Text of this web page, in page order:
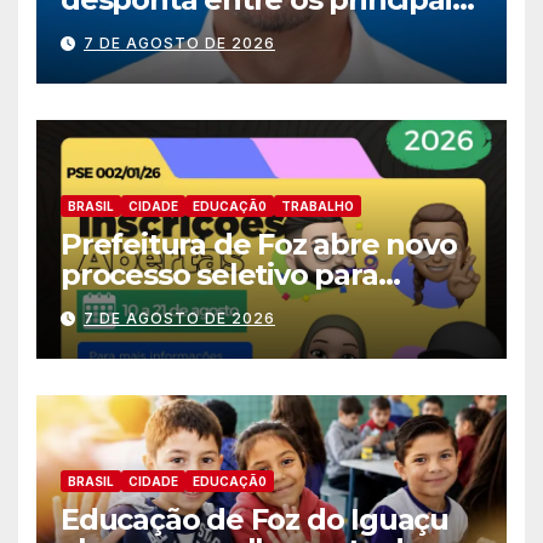
nomes do União Brasil para
deputado estadual
7 DE AGOSTO DE 2026
BRASIL CIDADE EDUCAÇÃ0 TRABALHO
Prefeitura de Foz abre novo
processo seletivo para
estagiários
7 DE AGOSTO DE 2026
BRASIL CIDADE EDUCAÇÃ0
Educação de Foz do Iguaçu